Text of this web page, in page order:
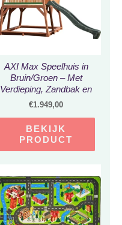
AXI Max Speelhuis in
Bruin/Groen – Met
Verdieping, Zandbak en
Groene Glijbaan –
buiten – FSC hout –
Speeltoestel voor
€1.949,00
BEKIJK
PRODUCT